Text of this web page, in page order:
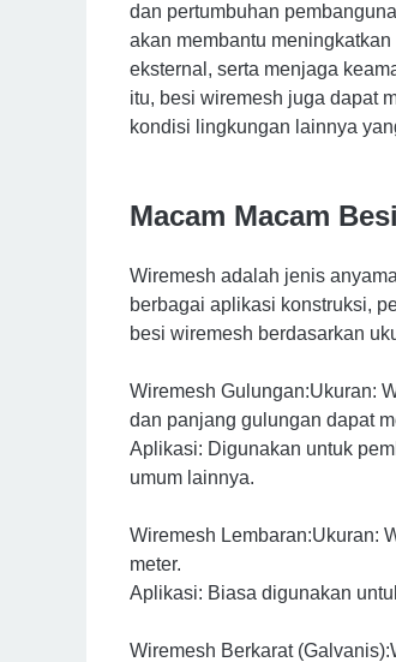
dan pertumbuhan
akan membantu
eksternal, serta menjaga
itu, besi wiremesh juga dapat
kondisi lingkungan lainnya
Macam Macam
Wiremesh adalah jenis
berbagai aplikasi konstruksi,
besi wiremesh berdasarkan
Wiremesh Gulungan:Ukuran:
dan panjang gulungan dapat
Aplikasi: Digunakan untuk
umum lainnya.
Wiremesh Lembaran:Ukuran:
meter.
Aplikasi: Biasa digunakan
Wiremesh Berkarat